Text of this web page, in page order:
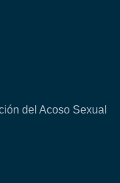
del Acoso Sexual